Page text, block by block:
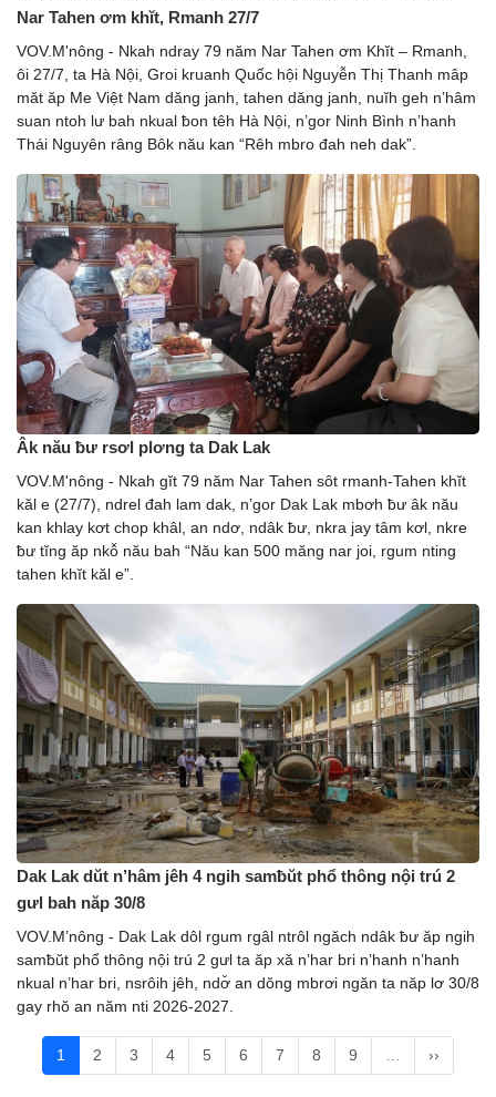
Nar Tahen ơm khĭt, Rmanh 27/7
VOV.M'nông - Nkah ndray 79 năm Nar Tahen ơm Khĭt – Rmanh,
ôi 27/7, ta Hà Nội, Groi kruanh Quốc hội Nguyễn Thị Thanh mâp
măt ăp Me Việt Nam dăng janh, tahen dăng janh, nuĭh geh n’hâm
suan ntoh lư bah nkual ƀon têh Hà Nội, n’gor Ninh Bình n’hanh
Thái Nguyên râng Bôk nău kan “Rêh mbro đah neh dak”.
Âk nău ƀư rsơl plơng ta Dak Lak
VOV.M'nông - Nkah gĭt 79 năm Nar Tahen sôt rmanh-Tahen khĭt
kăl e (27/7), ndrel đah lam dak, n’gor Dak Lak mbơh ƀư âk nău
kan khlay kơt chop khâl, an ndơ, ndâk ƀư, nkra jay tâm kơl, nkre
ƀư tĭng ăp nkô̆ nău bah “Nău kan 500 măng nar joi, rgum nting
tahen khĭt kăl e”.
Dak Lak dŭt n’hâm jêh 4 ngih samƀŭt phổ thông nội trú 2
gưl bah năp 30/8
VOV.M’nông - Dak Lak dôl rgum rgâl ntrôl ngăch ndâk ƀư ăp ngih
samƀŭt phổ thông nội trú 2 gưl ta ăp xă n’har bri n’hanh n’hanh
nkual n’har bri, nsrôih jêh, ndơ̆ an dŏng mbrơi ngăn ta năp lơ 30/8
gay rhŏ an năm nti 2026-2027.
1 2 3 4 5 6 7 8 9 … ››